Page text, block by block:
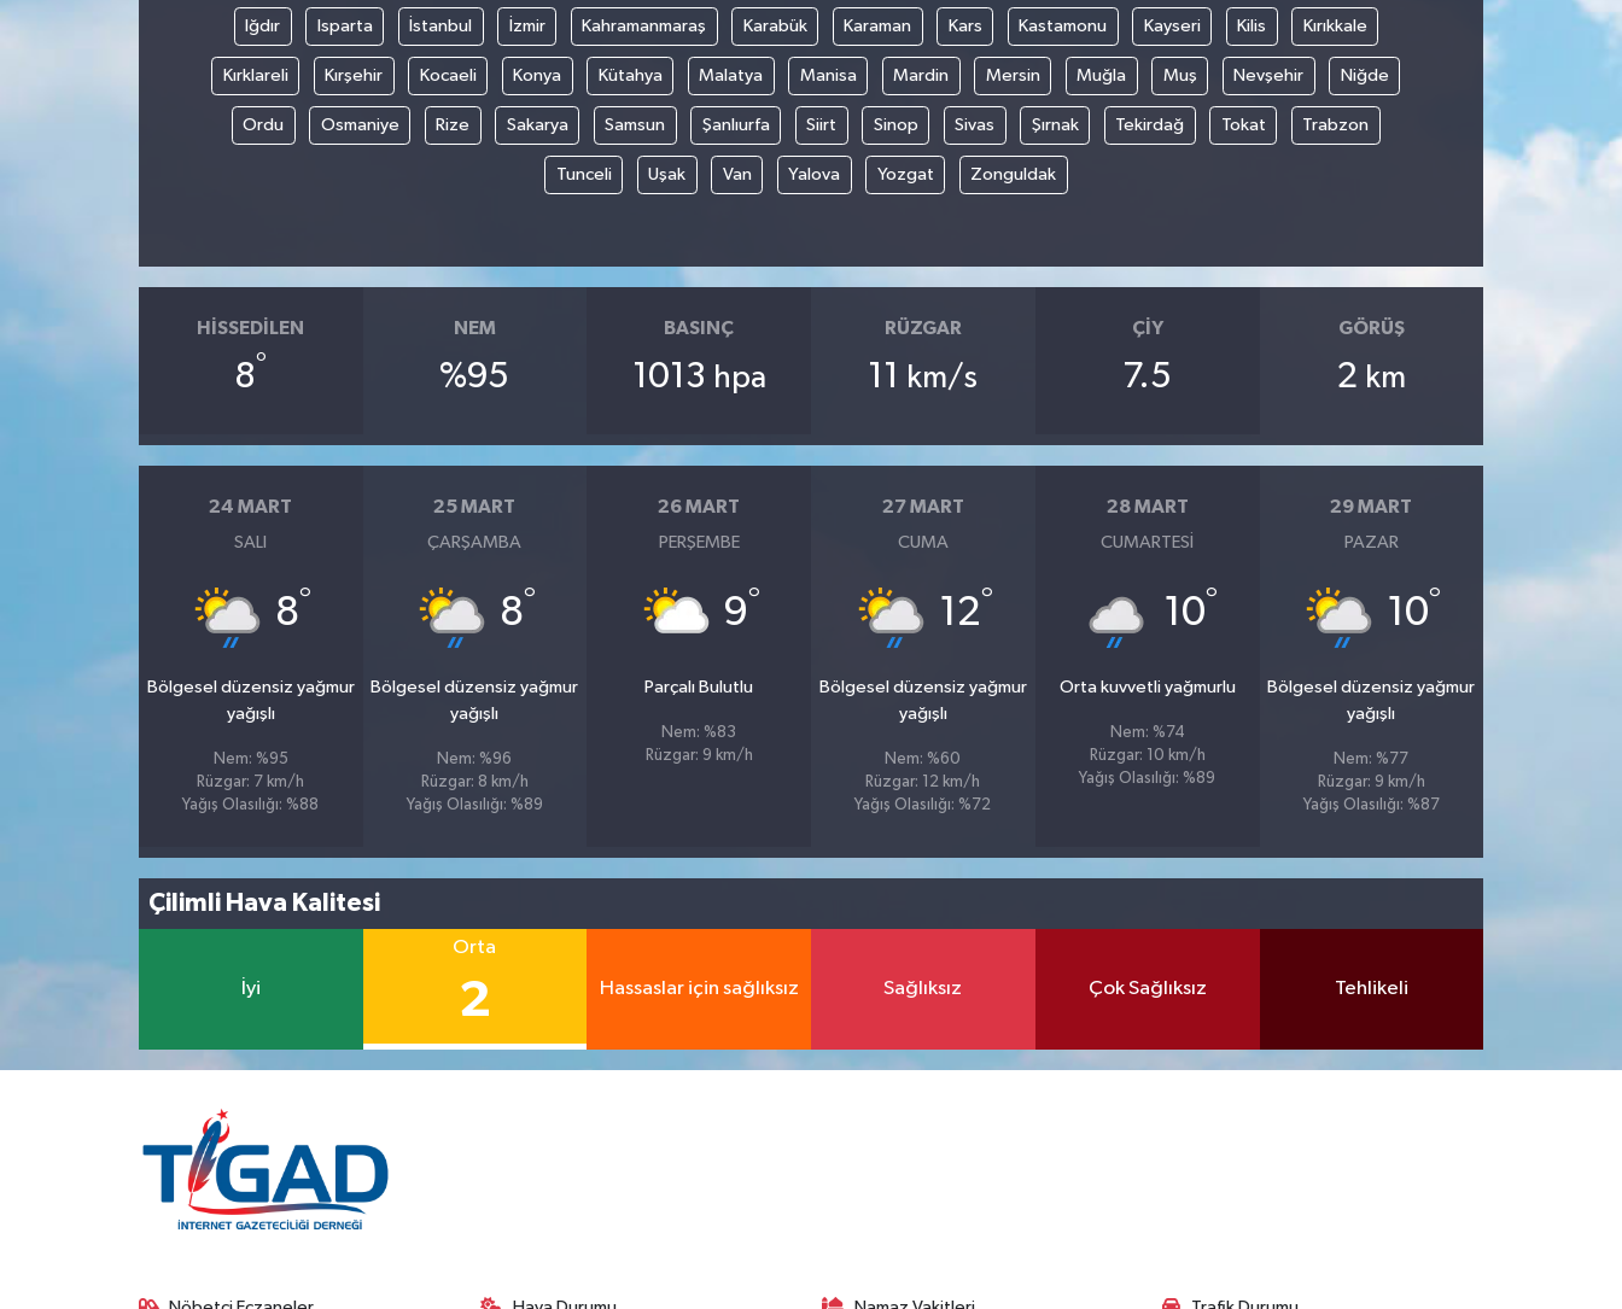
Iğdır Isparta İstanbul İzmir Kahramanmaraş Karabük Karaman Kars Kastamonu Kayseri Kilis Kırıkkale
Kırklareli Kırşehir Kocaeli Konya Kütahya Malatya Manisa Mardin Mersin Muğla Muş Nevşehir Niğde
Ordu Osmaniye Rize Sakarya Samsun Şanlıurfa Siirt Sinop Sivas Şırnak Tekirdağ Tokat Trabzon
Tunceli Uşak Van Yalova Yozgat Zonguldak
HISSEDILEN
8°
NEM
%95
BASINÇ
1013 hpa
RÜZGAR
11 km/s
ÇIY
7.5
GÖRÜŞ
2 km
24 MART
SALI
8°
Bölgesel düzensiz yağmur
yağışlı
Nem: %95
Rüzgar: 7 km/h
Yağış Olasılığı: %88
25 MART
ÇARŞAMBA
8°
Bölgesel düzensiz yağmur
yağışlı
Nem: %96
Rüzgar: 8 km/h
Yağış Olasılığı: %89
26 MART
PERŞEMBE
9°
Parçalı Bulutlu
Nem: %83
Rüzgar: 9 km/h
27 MART
CUMA
12°
Bölgesel düzensiz yağmur
yağışlı
Nem: %60
Rüzgar: 12 km/h
Yağış Olasılığı: %72
28 MART
CUMARTESI
10°
Orta kuvvetli yağmurlu
Nem: %74
Rüzgar: 10 km/h
Yağış Olasılığı: %89
29 MART
PAZAR
10°
Bölgesel düzensiz yağmur
yağışlı
Nem: %77
Rüzgar: 9 km/h
Yağış Olasılığı: %87
Çilimli Hava Kalitesi
İyi
Orta
2 Hassaslar için sağlıksız Sağlıksız Çok Sağlıksız Tehlikeli